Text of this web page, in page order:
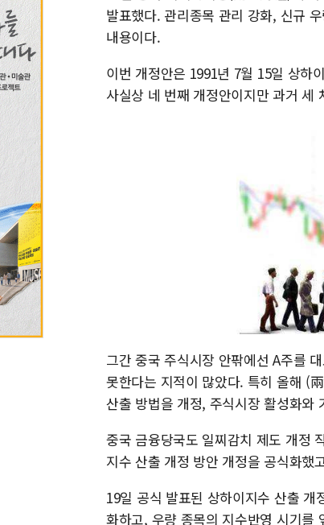
발표했다. 관리종목 관리 강화, 신규
내용이다.
이번 개정안은 1991년 7월 15일 상하
사실상 네 번째 개정안이지만 과거 세
그간 중국 주식시장 안팎에선 A주를
못한다는 지적이 많았다. 특히 올해 (
산출 방법을 개정, 주식시장 활성화와
중국 금융당국도 일찌감치 제도 개정
지수 산출 개정 방안 개정을 공식화했
19일 공식 발표된 상하이지수 산출
화하고, 우량 종목의 지수반영 시기를